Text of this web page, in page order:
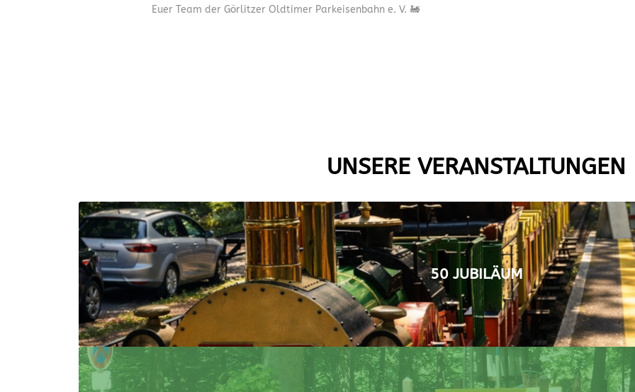
Euer Team der Görlitzer Oldtimer Parkeisenbahn e. V. 🚂
UNSERE VERANSTALTUNGEN
50 JUBILÄUM